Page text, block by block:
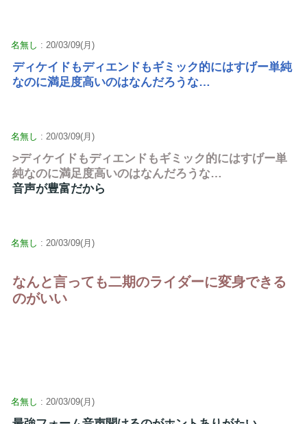
名無し : 20/03/09(月)
ディケイドもディエンドもギミック的にはすげー単純
なのに満足度高いのはなんだろうな…
名無し : 20/03/09(月)
>ディケイドもディエンドもギミック的にはすげー単
純なのに満足度高いのはなんだろうな…
音声が豊富だから
名無し : 20/03/09(月)
なんと言っても二期のライダーに変身できる
のがいい
名無し : 20/03/09(月)